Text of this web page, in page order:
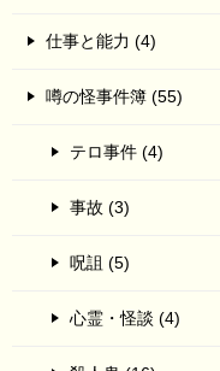
仕事と能力 (4)
噂の怪事件簿 (55)
テロ事件 (4)
事故 (3)
呪詛 (5)
心霊・怪談 (4)